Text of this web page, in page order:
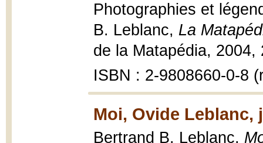
Photographies et
B. Leblanc, La
de la Matapédia, 2004,
ISBN : 2-9808660-0-8
Moi, Ovide Leblanc,
Bertrand B. Leblanc,